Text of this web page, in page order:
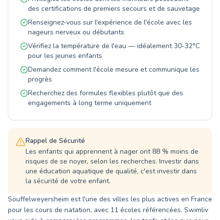
diplômés et passionnés vous accueillent dans
une atmosphère bienveillante et sécurisante
pour un apprentissage efficace et ludique. Que
ce soit pour les débutants absolus ou pour
ceux qui visent le perfectionnement, S.n.s -
Company Swimming De Strasbourg est votre
partenaire de confiance pour une expérience
aquatique réussie. Venez vivre pleinement votre
des certifications de premiers secours et de sauvetage
Renseignez-vous sur l'expérience de l'école avec les
nageurs nerveux ou débutants
Vérifiez la température de l'eau — idéalement 30-32°C
pour les jeunes enfants
Demandez comment l'école mesure et communique les
progrès
Recherchez des formules flexibles plutôt que des
engagements à long terme uniquement
Rappel de Sécurité
Les enfants qui apprennent à nager ont 88 % moins de
risques de se noyer, selon les recherches. Investir dans
une éducation aquatique de qualité, c'est investir dans
la sécurité de votre enfant.
Souffelweyersheim est l'une des villes les plus actives en France
pour les cours de natation, avec 11 écoles référencées. Swimliv